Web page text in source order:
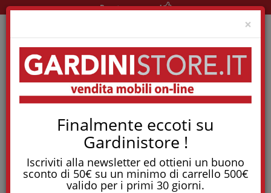
×
Finalmente eccoti su
Gardinistore !
Iscriviti alla newsletter ed ottieni un buono
sconto di 50€ su un minimo di carrello 500€
valido per i primi 30 giorni.
Pronta consegna!
La Collezione Spazio